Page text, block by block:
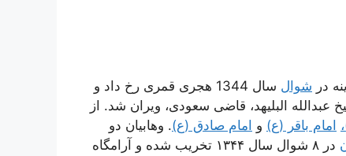
در شوال
سال 1344 هجری قمری رخ داد و
عبدالله البلیهد، قاضی سعودی، ویران شد. از
امام باقر (ع) و امام صادق (ع). وهابیان دو
در ۸ شوال سال ۱۳۴۴ تخریب شده و آرامگاه